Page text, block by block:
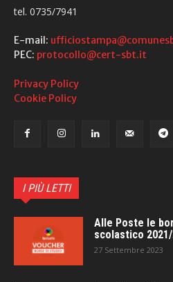
tel. 0735/7941
E-mail:
PEC: protocollo@cert-sbt.it
Privacy Policy
Cookie Policy
I PIÙ LETTI
Alle Poste le
scolastico
27 Settembre 2023